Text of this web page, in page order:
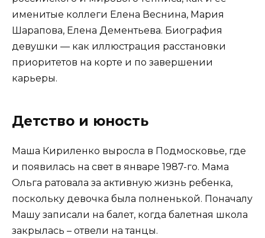
именитые коллеги Елена Веснина, Мария
Шарапова, Елена Дементьева. Биография
девушки — как иллюстрация расстановки
приоритетов на корте и по завершении
карьеры.
Детство и юность
Маша Кириленко выросла в Подмосковье, где
и появилась на свет в январе 1987-го. Мама
Ольга ратовала за активную жизнь ребенка,
поскольку девочка была полненькой. Поначалу
Машу записали на балет, когда балетная школа
закрылась – отвели на танцы.